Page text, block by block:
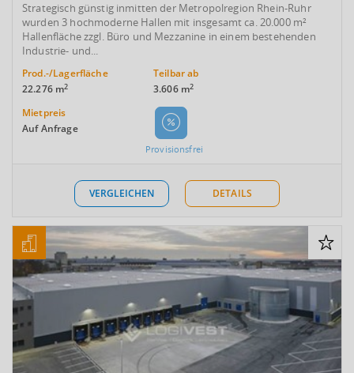
Strategisch günstig inmitten der Metropolregion Rhein-Ruhr
wurden 3 hochmoderne Hallen mit insgesamt ca. 20.000 m²
Hallenfläche zzgl. Büro und Mezzanine in einem bestehenden
Industrie- und...
Prod.-/Lagerfläche
22.276 m2
Teilbar ab
3.606 m2
Mietpreis
Auf Anfrage
Provisionsfrei
VERGLEICHEN DETAILS